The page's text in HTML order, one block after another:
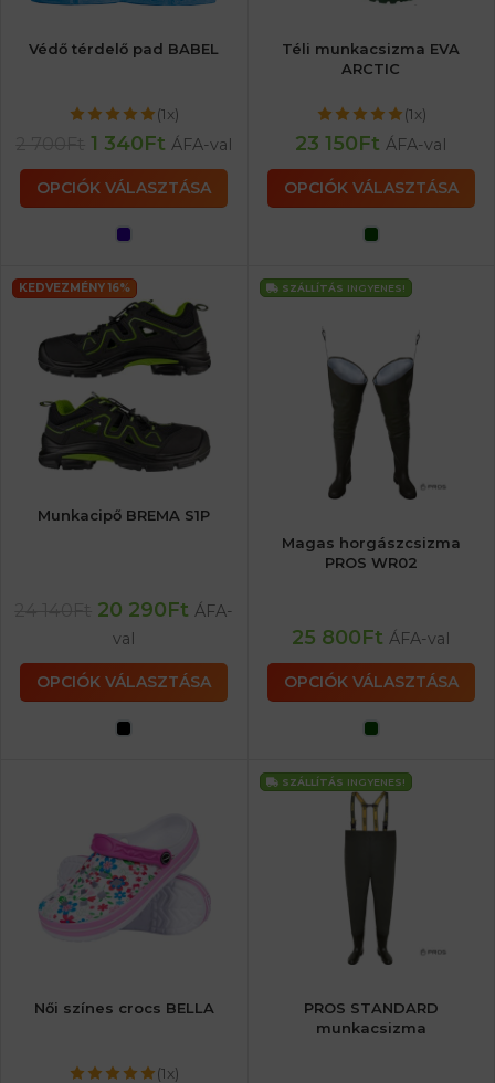
Védő térdelő pad BABEL
(1x)
1 340Ft ÁFA-val
OPCIÓK VÁLASZTÁSA
Téli munkacsizma EVA
ARCTIC
(1x)
23 150Ft ÁFA-val
OPCIÓK VÁLASZTÁSA
KEDVEZMÉNY 16%
Munkacipő BREMA S1P
20 290Ft ÁFA-
val
OPCIÓK VÁLASZTÁSA
SZÁLLÍTÁS INGYENES!
Magas horgászcsizma
PROS WR02
25 800Ft ÁFA-val
OPCIÓK VÁLASZTÁSA
Női színes crocs BELLA
(1x)
SZÁLLÍTÁS INGYENES!
PROS STANDARD
munkacsizma